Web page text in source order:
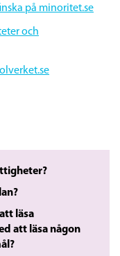
på minoritet.se
och
läsa
att läsa någon